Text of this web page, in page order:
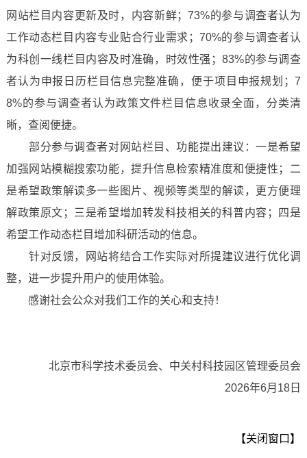
网站栏目内容更新及时，内容新鲜；73%的参与调查者认为
工作动态栏目内容专业贴合行业需求；70%的参与调查者认
为科创一线栏目内容及时准确，时效性强；83%的参与调查
者认为申报日历栏目信息完整准确，便于项目申报规划；7
8%的参与调查者认为政策文件栏目信息收录全面，分类清
晰，查阅便捷。
部分参与调查者对网站栏目、功能提出建议：一是希望
加强网站模糊搜索功能，提升信息检索精准度和便捷性；二
是希望政策解读多一些图片、视频等类型的解读，更方便理
解政策原文；三是希望增加转发科技相关的科普内容；四是
希望工作动态栏目增加科研活动的信息。
针对反馈，网站将结合工作实际对所提建议进行优化调
整，进一步提升用户的使用体验。
感谢社会公众对我们工作的关心和支持！
北京市科学技术委员会、中关村科技园区管理委员会
2026年6月18日
【关闭窗口】